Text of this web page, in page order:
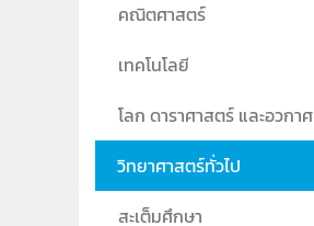
คณิตศาสตร์
เทคโนโลยี
โลก ดาราศาสตร์ และอวกาศ
วิทยาศาสตร์ทั่วไป
สะเต็มศึกษา